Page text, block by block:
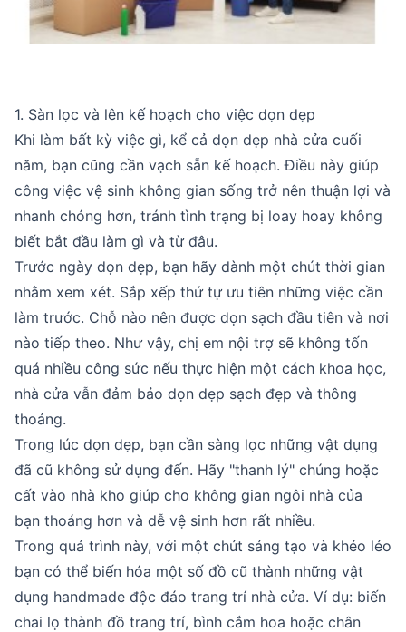
1. Sàn lọc và lên kế hoạch cho việc dọn dẹp
Khi làm bất kỳ việc gì, kể cả dọn dẹp nhà cửa cuối
năm, bạn cũng cần vạch sẵn kế hoạch. Điều này giúp
công việc vệ sinh không gian sống trở nên thuận lợi và
nhanh chóng hơn, tránh tình trạng bị loay hoay không
biết bắt đầu làm gì và từ đâu.
Trước ngày dọn dẹp, bạn hãy dành một chút thời gian
nhằm xem xét. Sắp xếp thứ tự ưu tiên những việc cần
làm trước. Chỗ nào nên được dọn sạch đầu tiên và nơi
nào tiếp theo. Như vậy, chị em nội trợ sẽ không tốn
quá nhiều công sức nếu thực hiện một cách khoa học,
nhà cửa vẫn đảm bảo dọn dẹp sạch đẹp và thông
thoáng.
Trong lúc dọn dẹp, bạn cần sàng lọc những vật dụng
đã cũ không sử dụng đến. Hãy "thanh lý" chúng hoặc
cất vào nhà kho giúp cho không gian ngôi nhà của
bạn thoáng hơn và dễ vệ sinh hơn rất nhiều.
Trong quá trình này, với một chút sáng tạo và khéo léo
bạn có thể biến hóa một số đồ cũ thành những vật
dụng handmade độc đáo trang trí nhà cửa. Ví dụ: biến
chai lọ thành đồ trang trí, bình cắm hoa hoặc chân